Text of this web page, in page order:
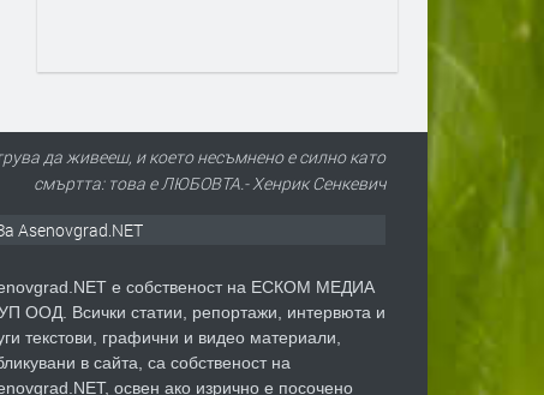
да живееш, и което несъмнено е силно като
смъртта: това е ЛЮБОВТА.- Хенрик Сенкевич
Asenovgrad.NET
е собственост на ЕСКОМ МЕДИА
ООД. Всички статии, репортажи, интервюта и
текстови, графични и видео материали,
в сайта, са собственост на
освен ако изрично е посочено